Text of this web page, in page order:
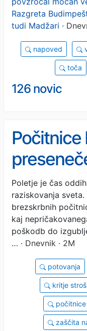
Razgreta
tudi Madžari ·
napoved
toča
126 novic
Počitnice
varnosti
Poletje je čas
raziskovanja
brezskrbnih
kaj
poškodb do
… · Dnevnik · 2M
potovanja
kritje
počitnice
zaščita